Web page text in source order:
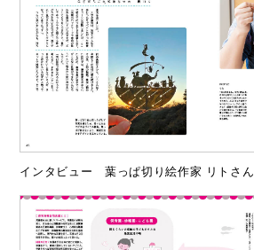
インタビュー 葉っぱ切り絵作家 リトさん